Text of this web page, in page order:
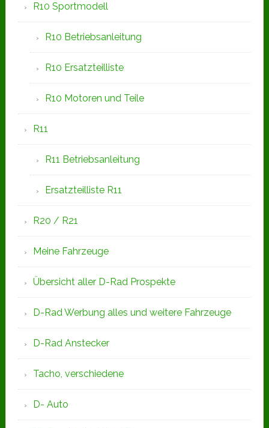
R10 Sportmodell
R10 Betriebsanleitung
R10 Ersatzteilliste
R10 Motoren und Teile
R11
R11 Betriebsanleitung
Ersatzteilliste R11
R20 / R21
Meine Fahrzeuge
Übersicht aller D-Rad Prospekte
D-Rad Werbung alles und weitere Fahrzeuge
D-Rad Anstecker
Tacho, verschiedene
D- Auto